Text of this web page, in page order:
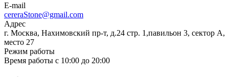
E-mail
cereraStone@gmail.com
Адрес
г. Москва, Нахимовский пр-т, д.24 стр. 1,павильон 3, сектор А,
место 27
Режим работы
Время работы с 10:00 до 20:00